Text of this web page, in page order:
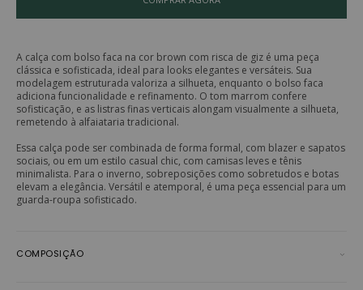
A calça com bolso faca na cor brown com risca de giz é uma peça
clássica e sofisticada, ideal para looks elegantes e versáteis. Sua
modelagem estruturada valoriza a silhueta, enquanto o bolso faca
adiciona funcionalidade e refinamento. O tom marrom confere
sofisticação, e as listras finas verticais alongam visualmente a silhueta,
remetendo à alfaiataria tradicional.
Essa calça pode ser combinada de forma formal, com blazer e sapatos
sociais, ou em um estilo casual chic, com camisas leves e tênis
minimalista. Para o inverno, sobreposições como sobretudos e botas
elevam a elegância. Versátil e atemporal, é uma peça essencial para um
guarda-roupa sofisticado.
COMPOSIÇÃO